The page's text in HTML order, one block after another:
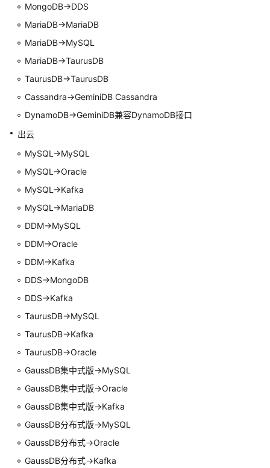
查
同
步
日
数
据
（对
同
步
项）
对
象
管
参
数
理
任
生
命
周
查
MongoDB->DDS
MariaDB->MariaDB
MariaDB->MySQL
MariaDB->TaurusDB
TaurusDB->TaurusDB
Cassandra->GeminiDB Cassandra
DynamoDB->GeminiDB兼容DynamoDB接口
出云
MySQL->MySQL
MySQL->Oracle
MySQL->Kafka
MySQL->MariaDB
DDM->MySQL
DDM->Oracle
DDM->Kafka
DDS->MongoDB
DDS->Kafka
TaurusDB->MySQL
TaurusDB->Kafka
TaurusDB->Oracle
GaussDB集中式版->MySQL
GaussDB集中式版->Oracle
GaussDB集中式版->Kafka
GaussDB分布式版->MySQL
GaussDB分布式->Oracle
GaussDB分布式->Kafka